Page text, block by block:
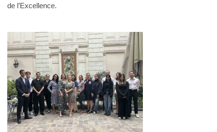
de l’Excellence.